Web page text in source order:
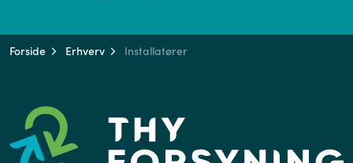
Forside Erhverv Installatører